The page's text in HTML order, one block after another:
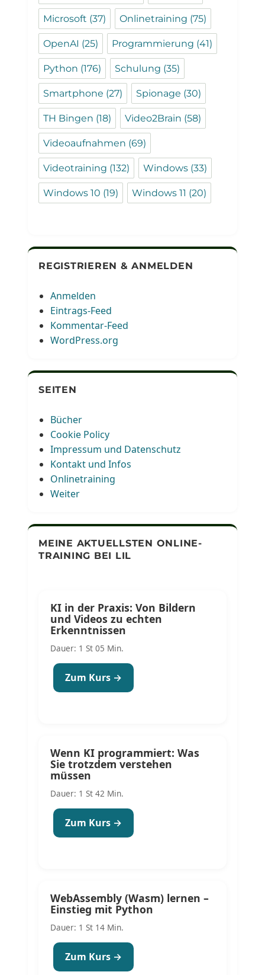
Microsoft (37) Onlinetraining (75)
OpenAI (25) Programmierung (41)
Python (176) Schulung (35)
Smartphone (27) Spionage (30)
TH Bingen (18) Video2Brain (58)
Videoaufnahmen (69)
Videotraining (132) Windows (33)
Windows 10 (19) Windows 11 (20)
REGISTRIEREN & ANMELDEN
Anmelden
Eintrags-Feed
Kommentar-Feed
WordPress.org
SEITEN
Bücher
Cookie Policy
Impressum und Datenschutz
Kontakt und Infos
Onlinetraining
Weiter
MEINE AKTUELLSTEN ONLINE-
TRAINING BEI LIL
KI in der Praxis: Von Bildern
und Videos zu echten
Erkenntnissen
Dauer: 1 St 05 Min.
Zum Kurs →
Wenn KI programmiert: Was
Sie trotzdem verstehen
müssen
Dauer: 1 St 42 Min.
Zum Kurs →
WebAssembly (Wasm) lernen –
Einstieg mit Python
Dauer: 1 St 14 Min.
Zum Kurs →